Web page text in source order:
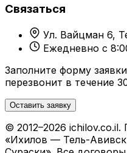
Связаться
Ул. Вайцман 6,
Ежедневно с
Заполните форму
перезвонит в течение
Оставить заявку
© 2012–2026
«Ихилов — Тель-